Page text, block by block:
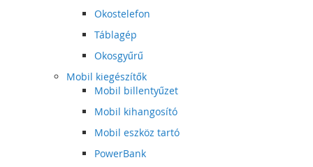
Okostelefon
Táblagép
Okosgyűrű
Mobil kiegészítők
Mobil billentyűzet
Mobil kihangosító
Mobil eszköz tartó
PowerBank